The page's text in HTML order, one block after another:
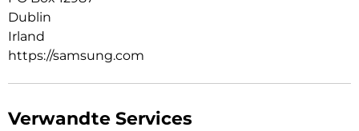
Dublin
Irland
https://samsung.com
Verwandte Services